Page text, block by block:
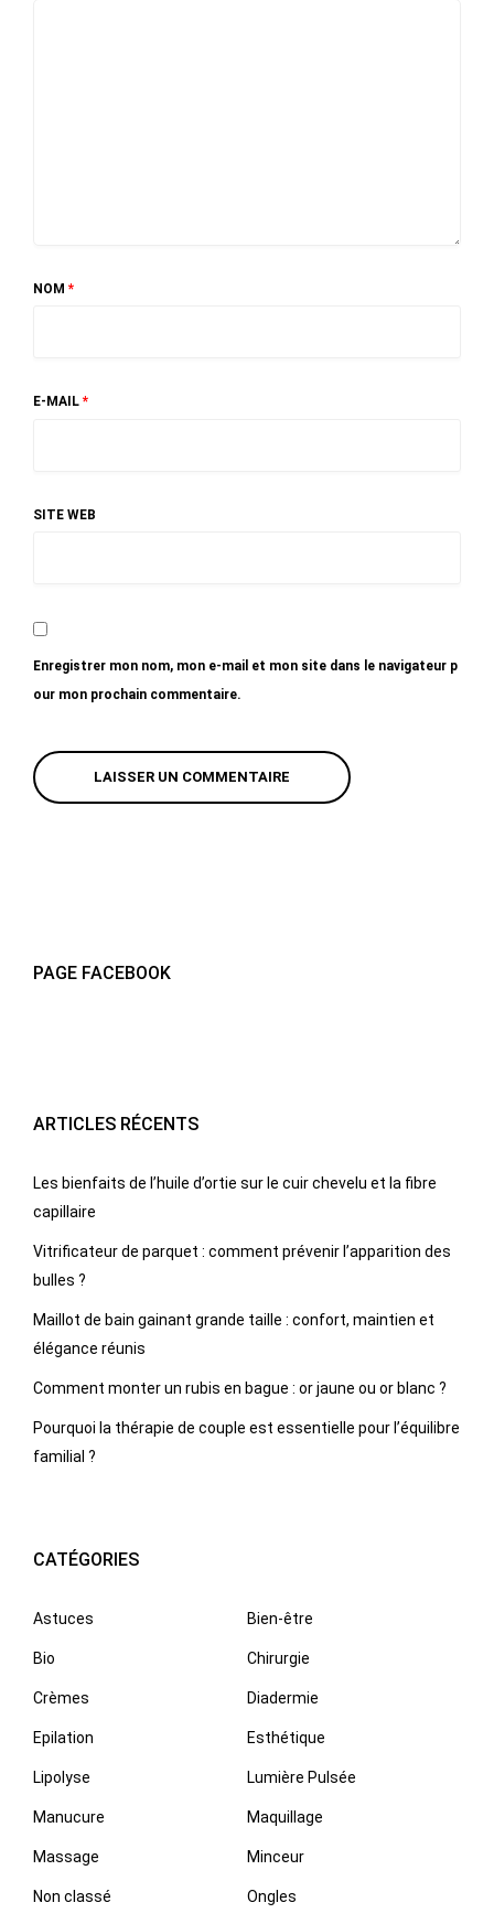
NOM *
E-MAIL *
SITE WEB
Enregistrer mon nom, mon e-mail et mon site dans le navigateur p
our mon prochain commentaire.
PAGE FACEBOOK
ARTICLES RÉCENTS
Les bienfaits de l’huile d’ortie sur le cuir chevelu et la fibre
capillaire
Vitrificateur de parquet : comment prévenir l’apparition des
bulles ?
Maillot de bain gainant grande taille : confort, maintien et
élégance réunis
Comment monter un rubis en bague : or jaune ou or blanc ?
Pourquoi la thérapie de couple est essentielle pour l’équilibre
familial ?
CATÉGORIES
Astuces Bien-être
Bio Chirurgie
Crèmes Diadermie
Epilation Esthétique
Lipolyse Lumière Pulsée
Manucure Maquillage
Massage Minceur
Non classé Ongles